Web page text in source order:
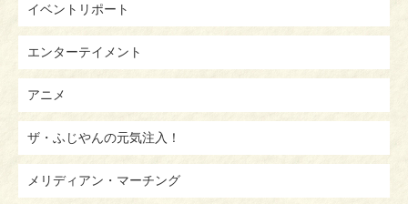
イベントリポート
エンターテイメント
アニメ
ザ・ふじやんの元気注入！
メリディアン・マーチング